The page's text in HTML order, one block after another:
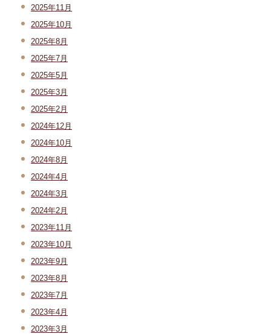
2025年11月
2025年10月
2025年8月
2025年7月
2025年5月
2025年3月
2025年2月
2024年12月
2024年10月
2024年8月
2024年4月
2024年3月
2024年2月
2023年11月
2023年10月
2023年9月
2023年8月
2023年7月
2023年4月
2023年3月